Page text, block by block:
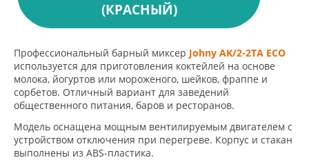
(КРАСНЫЙ)
Профессиональный барный миксер Johny AK/2-2TA ECO
используется для приготовления коктейлей на основе
молока, йогуртов или мороженого, шейков, фраппе и
сорбетов. Отличный вариант для заведений
общественного питания, баров и ресторанов.
Модель оснащена мощным вентилируемым двигателем с
устройством отключения при перегреве. Корпус и стакан
выполнены из ABS-пластика.